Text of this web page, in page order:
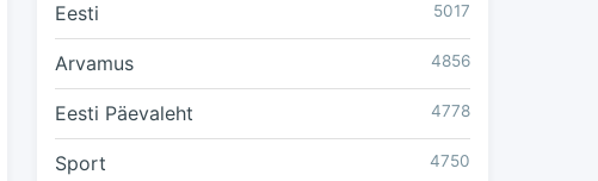
Eesti 5017
Arvamus 4856
Eesti Päevaleht 4778
Sport 4750